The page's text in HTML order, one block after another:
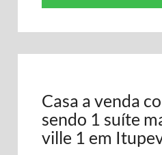
Casa a venda
sendo 1 suíte
ville 1 em